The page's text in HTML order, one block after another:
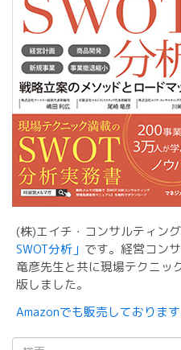
(株)エイチ・コンサルティン
SWOT分析」 です。経営コン
竜彦先生と共に現場テクニッ
版しました。
Amazonでも販売しております
検